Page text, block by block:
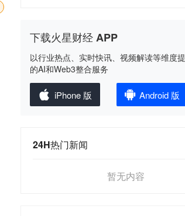
下载火星财经 APP
以行业热点、实时快讯、视频解读等维度
的AI和Web3整合服务
iPhone 版 Android 版
24H热门新闻
暂无内容